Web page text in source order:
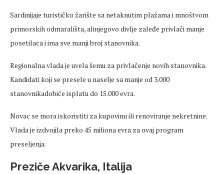
Sardinijaje turističko žarište sa netaknutim plažama i mnoštvom
primorskih odmarališta, alinjegovo divlje zaleđe privlači manje
posetilaca i ima sve manji broj stanovnika.
Regionalna vlada je uvela šemu za privlačenje novih stanovnika.
Kandidati koji se presele u naselje sa manje od 3.000
stanovnikadobiće isplatu do 15.000 evra.
Novac se mora iskoristiti za kupovinu ili renoviranje nekretnine.
Vlada je izdvojila preko 45 miliona evra za ovaj program
preseljenja.
Preziče Akvarika, Italija